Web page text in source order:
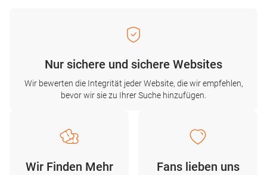
Nur sichere und sichere Websites
Wir bewerten die Integrität jeder Website, die wir empfehlen,
bevor wir sie zu Ihrer Suche hinzufügen.
Wir Finden Mehr
Fans lieben uns